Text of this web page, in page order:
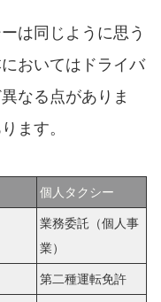
は同じように思う
おいてはドライバ
なる点がありま
ます。
個人タクシー
業務委託（個人事
業）
第二種運転免許